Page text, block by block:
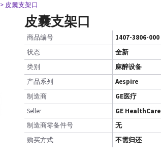
> 皮囊支架口
皮囊支架口
商品编号
1407-3806-000
状态
全新
类别
麻醉设备
产品系列
Aespire
制造商
GE医疗
Seller
GE HealthCare
制造商零备件号
无
购买方式
不需归还